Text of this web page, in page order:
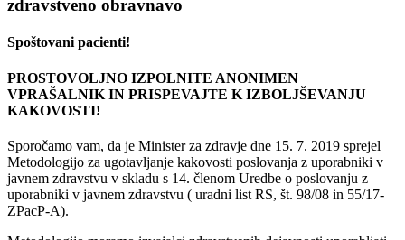
zdravstveno obravnavo
Spoštovani pacienti!
PROSTOVOLJNO IZPOLNITE ANONIMEN
VPRAŠALNIK IN PRISPEVAJTE K IZBOLJŠEVANJU
KAKOVOSTI!
Sporočamo vam, da je Minister za zdravje dne 15. 7. 2019 sprejel
Metodologijo za ugotavljanje kakovosti poslovanja z uporabniki v
javnem zdravstvu v skladu s 14. členom Uredbe o poslovanju z
uporabniki v javnem zdravstvu ( uradni list RS, št. 98/08 in 55/17-
ZPacP-A).